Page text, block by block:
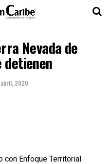
Nevada de
detienen
2020
con Enfoque Territorial